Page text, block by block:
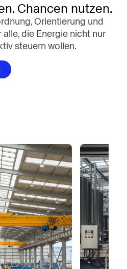
Chancen nutzen.
Orientierung und
die Energie nicht nur
steuern wollen.